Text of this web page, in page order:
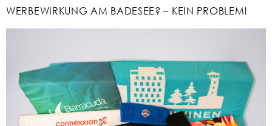
WERBEWIRKUNG AM BADESEE? – KEIN PROBLEM!